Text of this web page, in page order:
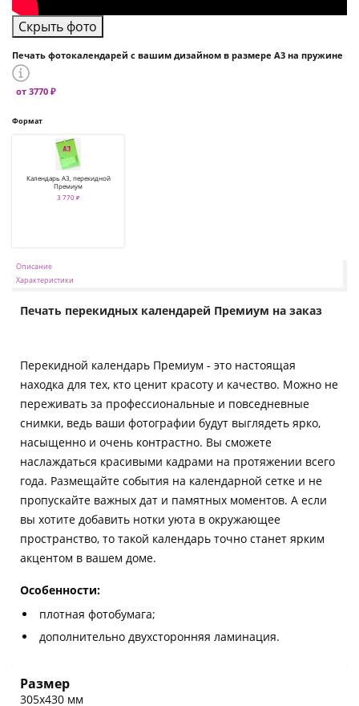
Скрыть фото
Печать фотокалендарей с вашим дизайном в размере А3 на пружине
от 3770 ₽
Формат
Календарь А3, перекидной
Премиум
3 770 ₽
Описание
Характеристики
Печать перекидных календарей Премиум на заказ
Перекидной календарь Премиум - это настоящая
находка для тех, кто ценит красоту и качество. Можно не
переживать за профессиональные и повседневные
снимки, ведь ваши фотографии будут выглядеть ярко,
насыщенно и очень контрастно. Вы сможете
наслаждаться красивыми кадрами на протяжении всего
года. Размещайте события на календарной сетке и не
пропускайте важных дат и памятных моментов. А если
вы хотите добавить нотки уюта в окружающее
пространство, то такой календарь точно станет ярким
акцентом в вашем доме.
Особенности:
плотная фотобумага;
дополнительно двухсторонняя ламинация.
Размер
305х430 мм